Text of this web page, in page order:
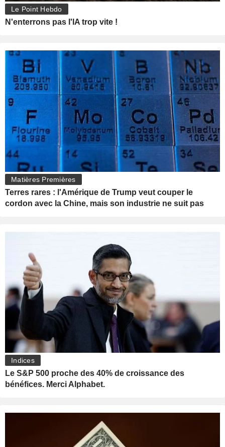
Le Point Hebdo
N'enterrons pas l'IA trop vite !
Matières Premières
Terres rares : l'Amérique de Trump veut couper le
cordon avec la Chine, mais son industrie ne suit pas
Indices
Le S&P 500 proche des 40% de croissance des
bénéfices. Merci Alphabet.